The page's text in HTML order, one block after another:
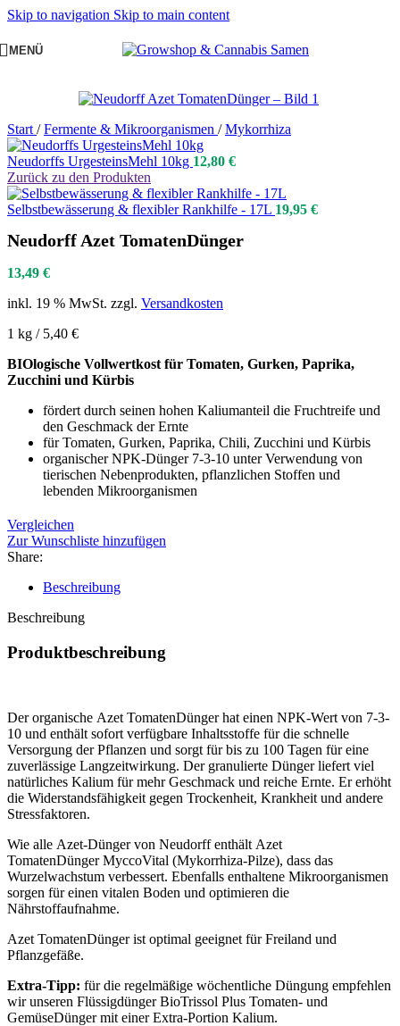
Skip to navigation Skip to main content
MENÜ
Start / Fermente & Mikroorganismen / Mykorrhiza
Neudorffs UrgesteinsMehl 10kg 12,80 €
Zurück zu den Produkten
Selbstbewässerung & flexibler Rankhilfe - 17L 19,95 €
Neudorff Azet TomatenDünger
13,49 €
inkl. 19 % MwSt. zzgl. Versandkosten
1 kg / 5,40 €
BIOlogische Vollwertkost für Tomaten, Gurken, Paprika,
Zucchini und Kürbis
fördert durch seinen hohen Kaliumanteil die Fruchtreife und
den Geschmack der Ernte
für Tomaten, Gurken, Paprika, Chili, Zucchini und Kürbis
organischer NPK-Dünger 7-3-10 unter Verwendung von
tierischen Nebenprodukten, pflanzlichen Stoffen und
lebenden Mikroorganismen
Vergleichen
Zur Wunschliste hinzufügen
Share:
Beschreibung
Beschreibung
Produktbeschreibung
Der organische Azet TomatenDünger hat einen NPK-Wert von 7-3-
10 und enthält sofort verfügbare Inhaltsstoffe für die schnelle
Versorgung der Pflanzen und sorgt für bis zu 100 Tagen für eine
zuverlässige Langzeitwirkung. Der granulierte Dünger liefert viel
natürliches Kalium für mehr Geschmack und reiche Ernte. Er erhöht
die Widerstandsfähigkeit gegen Trockenheit, Krankheit und andere
Stressfaktoren.
Wie alle Azet-Dünger von Neudorff enthält Azet
TomatenDünger MyccoVital (Mykorrhiza-Pilze), dass das
Wurzelwachstum verbessert. Ebenfalls enthaltene Mikroorganismen
sorgen für einen vitalen Boden und optimieren die
Nährstoffaufnahme.
Azet TomatenDünger ist optimal geeignet für Freiland und
Pflanzgefäße.
Extra-Tipp: für die regelmäßige wöchentliche Düngung empfehlen
wir unseren Flüssigdünger BioTrissol Plus Tomaten- und
GemüseDünger mit einer Extra-Portion Kalium.